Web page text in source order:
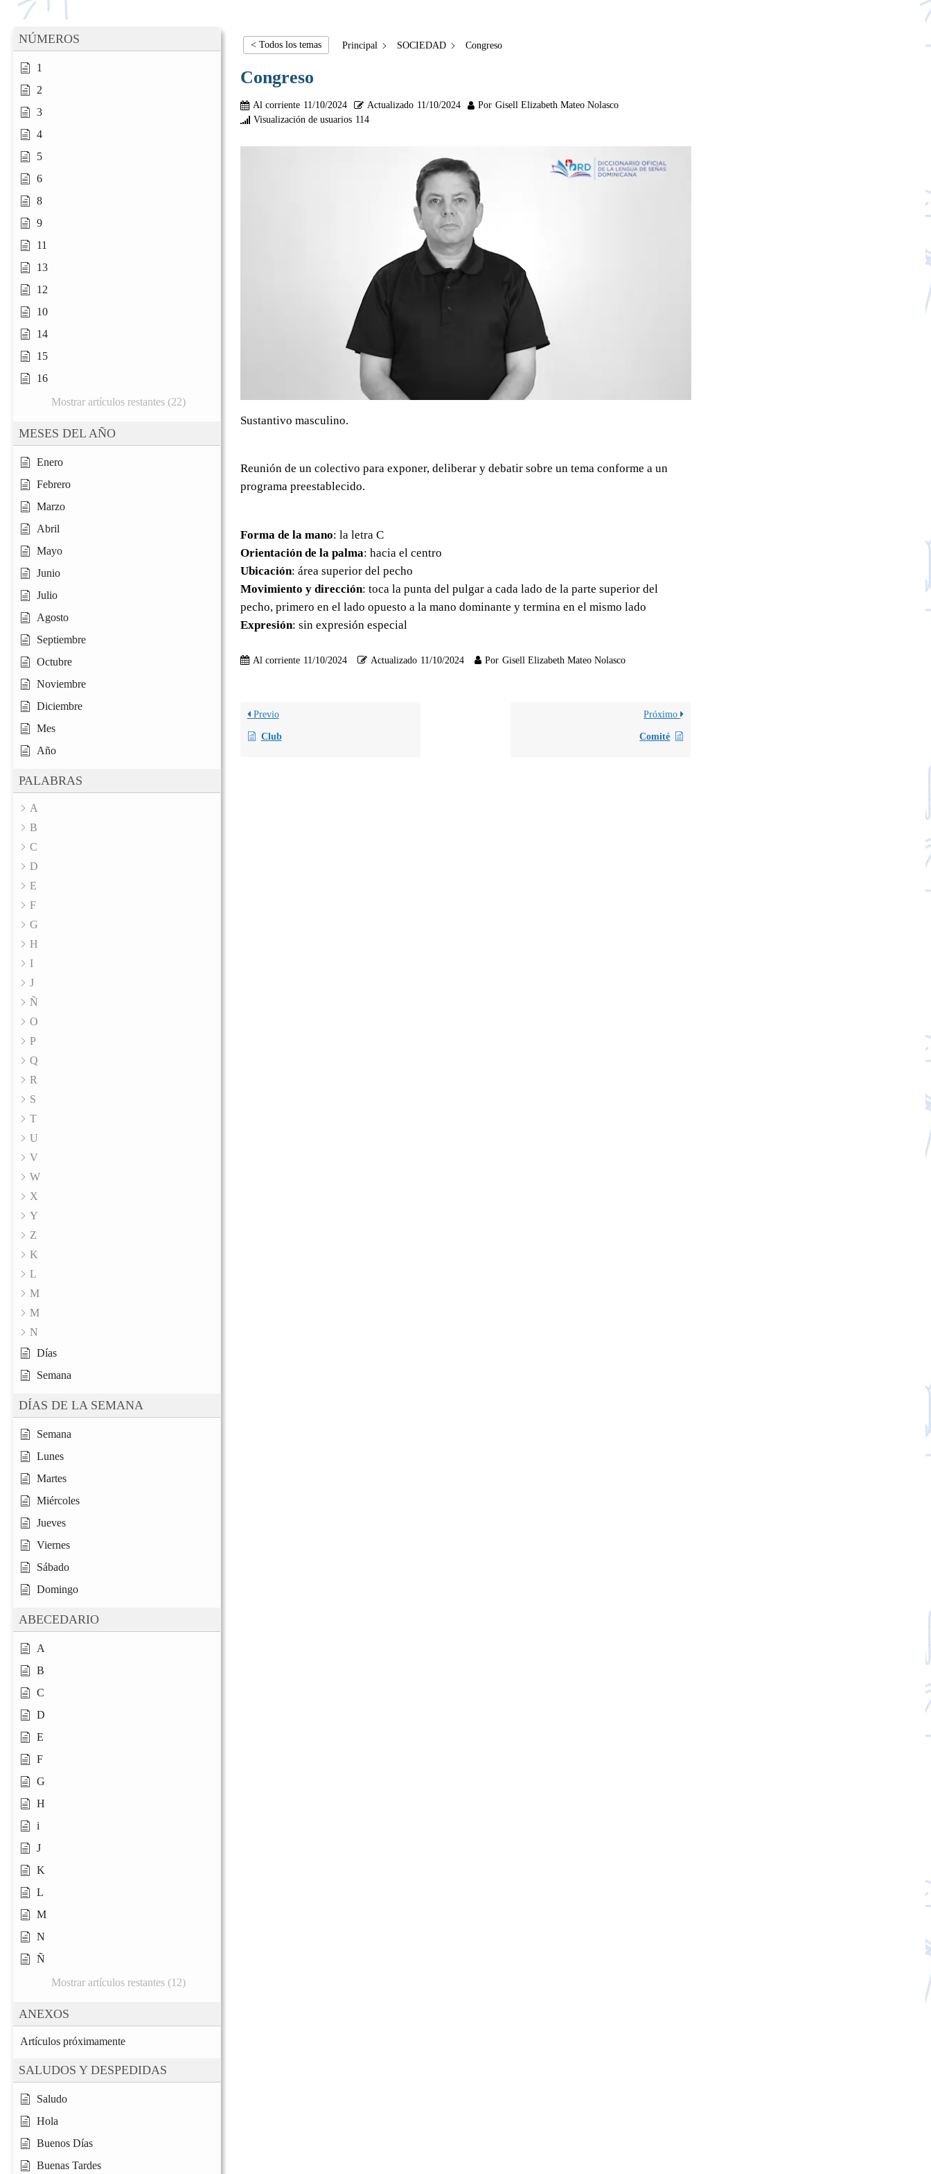
NÚMEROS
1
2
3
4
5
6
8
9
11
13
12
10
14
15
16
Mostrar artículos restantes (22)
MESES DEL AÑO
Enero
Febrero
Marzo
Abril
Mayo
Junio
Julio
Agosto
Septiembre
Octubre
Noviembre
Diciembre
Mes
Año
PALABRAS
A
B
C
D
E
F
G
H
I
J
Ñ
O
P
Q
R
S
T
U
V
W
X
Y
Z
K
L
M
M
N
Días
Semana
DÍAS DE LA SEMANA
Semana
Lunes
Martes
Miércoles
Jueves
Viernes
Sábado
Domingo
ABECEDARIO
A
B
C
D
E
F
G
H
i
J
K
L
M
N
Ñ
Mostrar artículos restantes (12)
ANEXOS
Artículos próximamente
SALUDOS Y DESPEDIDAS
Saludo
Hola
Buenos Días
Buenas Tardes
< Todos los temas Principal SOCIEDAD Congreso
Congreso
Al corriente 11/10/2024 Actualizado 11/10/2024 Por Gisell Elizabeth Mateo Nolasco
Visualización de usuarios 114
Sustantivo masculino.
Reunión de un colectivo para exponer, deliberar y debatir sobre un tema conforme a un
programa preestablecido.
Forma de la mano: la letra C
Orientación de la palma: hacia el centro
Ubicación: área superior del pecho
Movimiento y dirección: toca la punta del pulgar a cada lado de la parte superior del
pecho, primero en el lado opuesto a la mano dominante y termina en el mismo lado
Expresión: sin expresión especial
Al corriente 11/10/2024 Actualizado 11/10/2024 Por Gisell Elizabeth Mateo Nolasco
Previo
Club
Próximo
Comité